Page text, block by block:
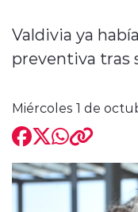
Valdivia ya
preventiva tras
Miércoles 1 de